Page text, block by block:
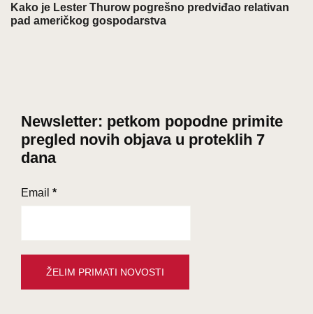
Kako je Lester Thurow pogrešno predviđao relativan
pad američkog gospodarstva
Newsletter: petkom popodne primite
pregled novih objava u proteklih 7
dana
Email *